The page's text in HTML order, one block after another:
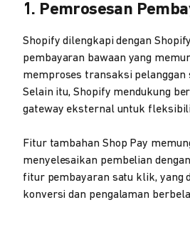
1. Pemrosesan
Shopify dilengkapi dengan
pembayaran bawaan yang
memproses transaksi pelanggan
Selain itu, Shopify mendukung
gateway eksternal untuk
Fitur tambahan Shop Pay
menyelesaikan pembelian
fitur pembayaran satu klik, yang
konversi dan pengalaman